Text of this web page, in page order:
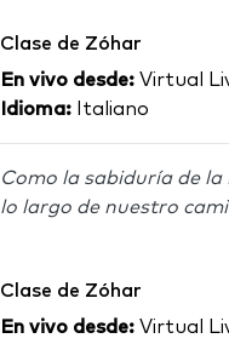
Clase de Zóhar
En vivo desde: Virtual
Idioma: Italiano
Como la sabiduría de
lo largo de nuestro
Clase de Zóhar
En vivo desde: Virtual